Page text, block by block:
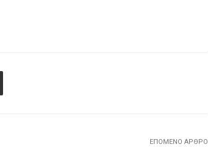
ΕΠΌΜΕΝΟ ΆΡΘΡΟ